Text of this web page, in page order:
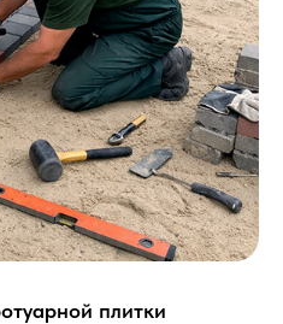
плитки